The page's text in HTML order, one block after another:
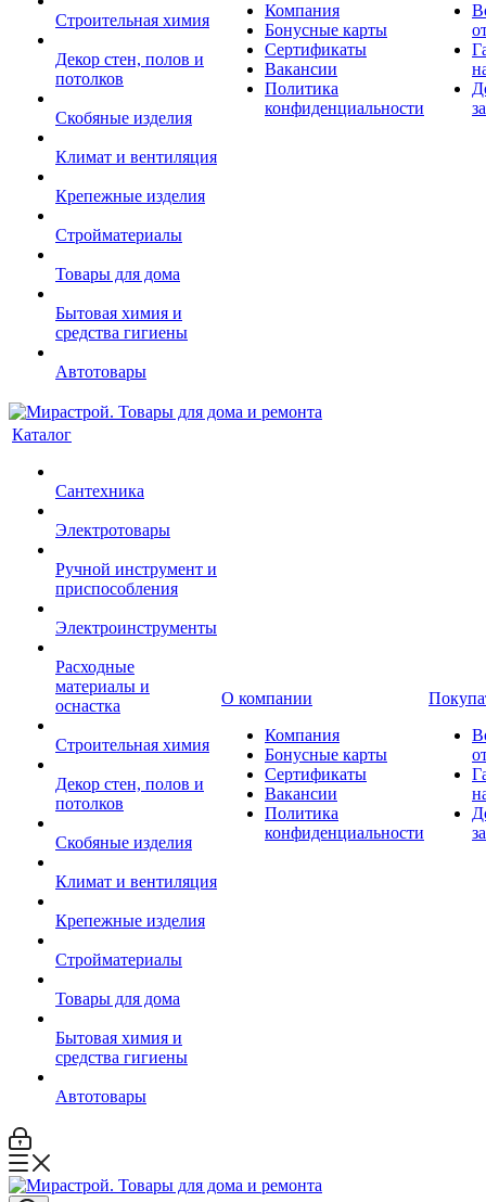
Строительная химия
Декор стен, полов и
потолков
Скобяные изделия
Климат и вентиляция
Крепежные изделия
Стройматериалы
Товары для дома
Бытовая химия и
средства гигиены
Автотовары
Компания
Бонусные карты
Сертификаты
Вакансии
Политика
конфиденциальности
Каталог
Сантехника
Электротовары
Ручной инструмент и
приспособления
Электроинструменты
Расходные
материалы и
оснастка
Строительная химия
Декор стен, полов и
потолков
Скобяные изделия
Климат и вентиляция
Крепежные изделия
Стройматериалы
Товары для дома
Бытовая химия и
средства гигиены
Автотовары
О компании
Компания
Бонусные карты
Сертификаты
Вакансии
Политика
конфиденциальности